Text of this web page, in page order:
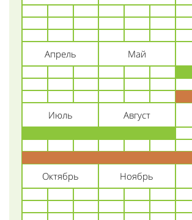
Апрель Май
Июль Август
Октябрь Ноябрь